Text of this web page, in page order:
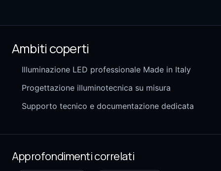
Ambiti coperti
Illuminazione LED professionale Made in Italy
Progettazione illuminotecnica su misura
Supporto tecnico e documentazione dedicata
Approfondimenti correlati